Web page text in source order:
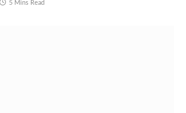
5 Mins Read